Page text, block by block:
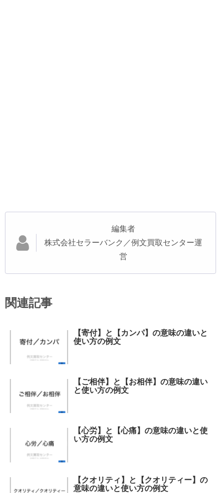
編集者
株式会社セラーバンク／例文買取センター運
営
関連記事
【寄付】と【カンパ】の意味の違いと
使い方の例文
【ご相伴】と【お相伴】の意味の違い
と使い方の例文
【心労】と【心痛】の意味の違いと使
い方の例文
【クオリティ】と【クオリティー】の
意味の違いと使い方の例文